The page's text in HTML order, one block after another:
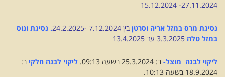
27.11.2024- 15.12.2024
נסיגת מרס במזל אריה וסרטן בין 7.12.2024 -24.2.2025
. נסיגת ונוס
במזל טלה
ליקוי לבנה מוצל- ב: 25.3.2024 בשעה 09:13. ליקוי לבנה חלקי ב:
18.9.2024 בשעה 10:13.